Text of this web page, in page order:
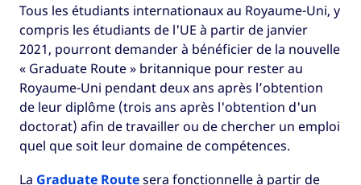
Tous les étudiants internationaux au Royaume-Uni, y
compris les étudiants de l'UE à partir de janvier
2021, pourront demander à bénéficier de la nouvelle
« Graduate Route » britannique pour rester au
Royaume-Uni pendant deux ans après l’obtention
de leur diplôme (trois ans après l'obtention d'un
doctorat) afin de travailler ou de chercher un emploi
quel que soit leur domaine de compétences.
La Graduate Routesera fonctionnelle à partir de